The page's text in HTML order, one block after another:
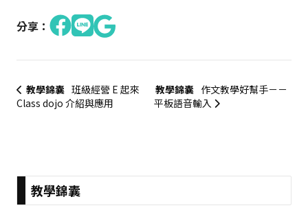
分享：
教學錦囊 班級經營 E 起來
Class dojo 介紹與應用
教學錦囊 作文教學好幫手－－
平板語音輸入
:::教學錦囊